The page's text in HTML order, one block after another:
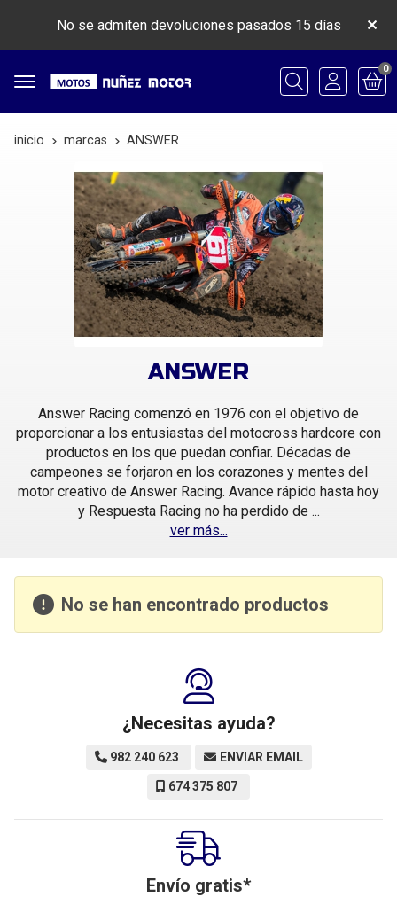
No se admiten devoluciones pasados 15 días
Buscar
0
inicio marcas ANSWER
ANSWER
Answer Racing comenzó en 1976 con el objetivo de
proporcionar a los entusiastas del motocross hardcore con
productos en los que puedan confiar. Décadas de
campeones se forjaron en los corazones y mentes del
motor creativo de Answer Racing. Avance rápido hasta hoy
y Respuesta Racing no ha perdido de ...
ver más...
No se han encontrado productos
¿Necesitas ayuda?
982 240 623 ENVIAR EMAIL
674 375 807
Envío gratis*